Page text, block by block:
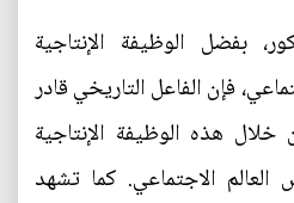
بفضل الوظيفة الإنتاجية
فإن الفاعل التاريخي قادر
خلال هذه الوظيفة الإنتاجية
الاجتماعي. كما تشهد